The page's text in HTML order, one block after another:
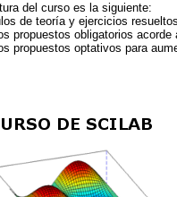
del curso es la siguiente:
de teoría y ejercicios
propuestos obligatorios
propuestos optativos para